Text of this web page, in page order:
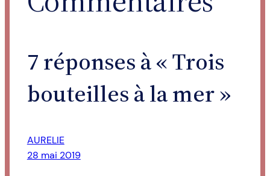
7 réponses à « Trois
bouteilles à la mer »
AURELIE
28 mai 2019